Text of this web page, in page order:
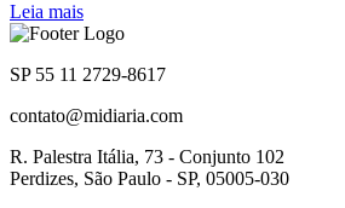
Leia mais
SP 55 11 2729-8617
contato@midiaria.com
R. Palestra Itália, 73 - Conjunto 102
Perdizes, São Paulo - SP, 05005-030